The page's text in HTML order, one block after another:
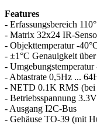
Features
- Erfassungsbereich
- Matrix 32x24 IR-
- Objekttemperatur -
- ±1°C Genauigkeit
- Umgebungstemperatur
- Abtastrate 0,5Hz ...
- NETD 0.1K RMS (bei
- Betriebsspannung
- Ausgang I2C-Bus
- Gehäuse TO-39 (mit